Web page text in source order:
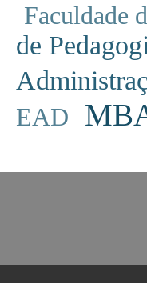
Faculdade
de
EAD